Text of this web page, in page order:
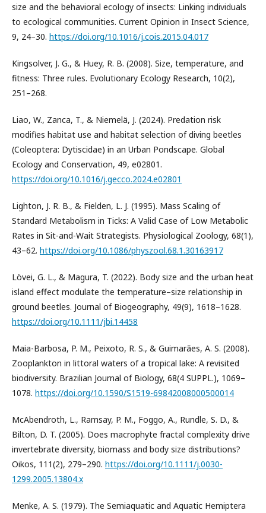
size and the behavioral ecology of insects: Linking individuals
to ecological communities. Current Opinion in Insect Science,
9, 24–30. https://doi.org/10.1016/j.cois.2015.04.017
Kingsolver, J. G., & Huey, R. B. (2008). Size, temperature, and
fitness: Three rules. Evolutionary Ecology Research, 10(2),
251–268.
Liao, W., Zanca, T., & Niemelä, J. (2024). Predation risk
modifies habitat use and habitat selection of diving beetles
(Coleoptera: Dytiscidae) in an Urban Pondscape. Global
Ecology and Conservation, 49, e02801.
https://doi.org/10.1016/j.gecco.2024.e02801
Lighton, J. R. B., & Fielden, L. J. (1995). Mass Scaling of
Standard Metabolism in Ticks: A Valid Case of Low Metabolic
Rates in Sit-and-Wait Strategists. Physiological Zoology, 68(1),
43–62. https://doi.org/10.1086/physzool.68.1.30163917
Lövei, G. L., & Magura, T. (2022). Body size and the urban heat
island effect modulate the temperature–size relationship in
ground beetles. Journal of Biogeography, 49(9), 1618–1628.
https://doi.org/10.1111/jbi.14458
Maia-Barbosa, P. M., Peixoto, R. S., & Guimarães, A. S. (2008).
Zooplankton in littoral waters of a tropical lake: A revisited
biodiversity. Brazilian Journal of Biology, 68(4 SUPPL.), 1069–
1078. https://doi.org/10.1590/S1519-69842008000500014
McAbendroth, L., Ramsay, P. M., Foggo, A., Rundle, S. D., &
Bilton, D. T. (2005). Does macrophyte fractal complexity drive
invertebrate diversity, biomass and body size distributions?
Oikos, 111(2), 279–290. https://doi.org/10.1111/j.0030-
1299.2005.13804.x
Menke, A. S. (1979). The Semiaquatic and Aquatic Hemiptera